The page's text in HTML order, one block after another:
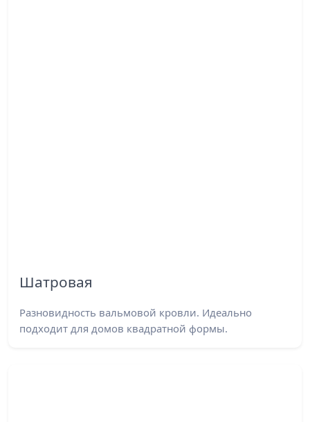
Шатровая
Разновидность вальмовой кровли. Идеально
подходит для домов квадратной формы.